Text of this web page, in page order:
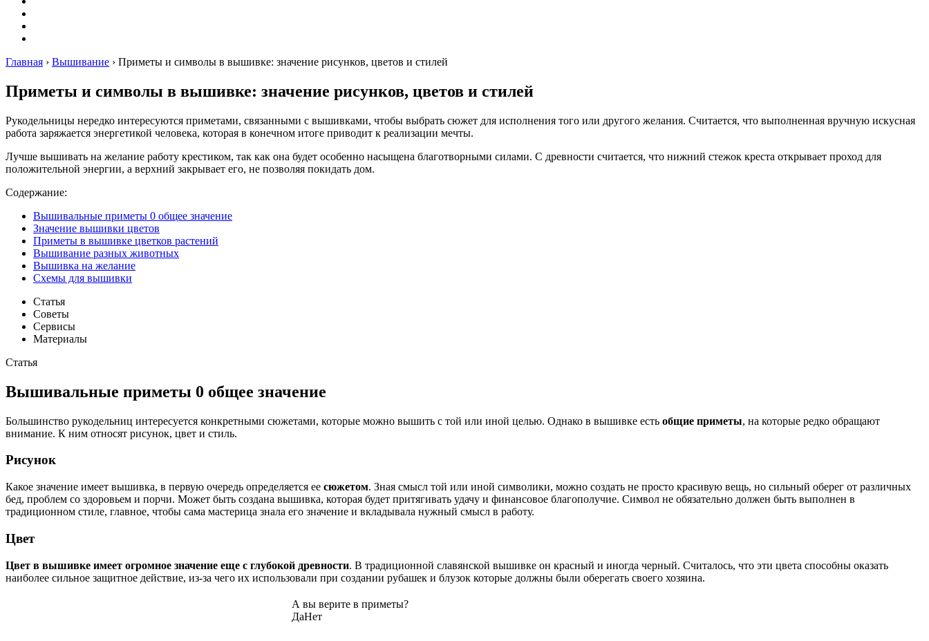
Главная › Вышивание › Приметы и символы в вышивке: значение рисунков, цветов и стилей
Приметы и символы в вышивке: значение рисунков, цветов и стилей
Рукодельницы нередко интересуются приметами, связанными с вышивками, чтобы выбрать сюжет для исполнения того или другого желания. Считается, что выполненная вручную искусная
работа заряжается энергетикой человека, которая в конечном итоге приводит к реализации мечты.
Лучше вышивать на желание работу крестиком, так как она будет особенно насыщена благотворными силами. С древности считается, что нижний стежок креста открывает проход для
положительной энергии, а верхний закрывает его, не позволяя покидать дом.
Содержание:
Вышивальные приметы 0 общее значение
Значение вышивки цветов
Приметы в вышивке цветков растений
Вышивание разных животных
Вышивка на желание
Схемы для вышивки
Статья
Советы
Сервисы
Материалы
Статья
Вышивальные приметы 0 общее значение
Большинство рукодельниц интересуется конкретными сюжетами, которые можно вышить с той или иной целью. Однако в вышивке есть общие приметы, на которые редко обращают
внимание. К ним относят рисунок, цвет и стиль.
Рисунок
Какое значение имеет вышивка, в первую очередь определяется ее сюжетом. Зная смысл той или иной символики, можно создать не просто красивую вещь, но сильный оберег от различных
бед, проблем со здоровьем и порчи. Может быть создана вышивка, которая будет притягивать удачу и финансовое благополучие. Символ не обязательно должен быть выполнен в
традиционном стиле, главное, чтобы сама мастерица знала его значение и вкладывала нужный смысл в работу.
Цвет
Цвет в вышивке имеет огромное значение еще с глубокой древности. В традиционной славянской вышивке он красный и иногда черный. Считалось, что эти цвета способны оказать
наиболее сильное защитное действие, из-за чего их использовали при создании рубашек и блузок которые должны были оберегать своего хозяина.
А вы верите в приметы?
ДаНет